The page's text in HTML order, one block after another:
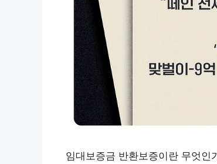
임대보증금 반환보증이란 무엇인